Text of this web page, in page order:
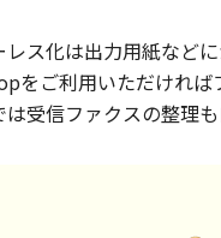
ス化は出力用紙など
をご利用いただければ
受信ファクスの整理